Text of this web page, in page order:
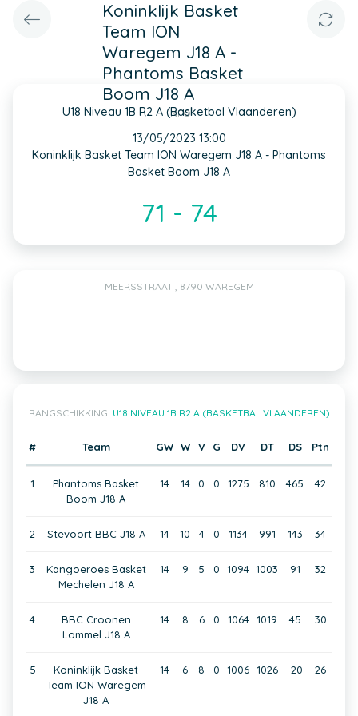
Koninklijk Basket
Team ION
Waregem J18 A -
Phantoms Basket
Boom J18 A
U18 Niveau 1B R2 A (Basketbal Vlaanderen)
INFO
13/05/2023 13:00
Koninklijk Basket Team ION Waregem J18 A - Phantoms
Basket Boom J18 A
71 - 74
MEERSSTRAAT , 8790 WAREGEM
RANGSCHIKKING: U18 NIVEAU 1B R2 A (BASKETBAL VLAANDEREN)
# Team GW W V G DV DT DS Ptn
1
Phantoms Basket
Boom J18 A
14 14 0 0 1275 810 465 42
2 Stevoort BBC J18 A 14 10 4 0 1134 991 143 34
3
Kangoeroes Basket
Mechelen J18 A
14 9 5 0 1094 1003 91 32
4
BBC Croonen
Lommel J18 A
14 8 6 0 1064 1019 45 30
5
Koninklijk Basket
Team ION Waregem
J18 A
14 6 8 0 1006 1026 -20 26